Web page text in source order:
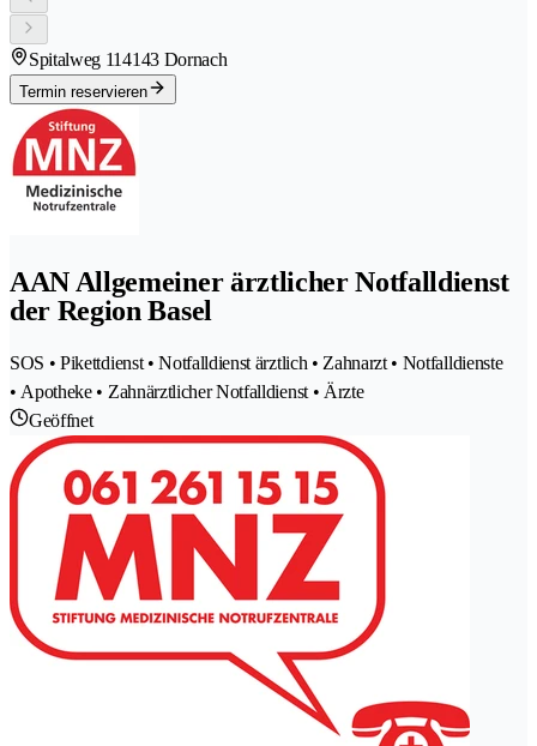
Spitalweg 114143 Dornach
Termin reservieren
AAN Allgemeiner ärztlicher Notfalldienst
der Region Basel
SOS • Pikettdienst • Notfalldienst ärztlich • Zahnarzt • Notfalldienste
• Apotheke • Zahnärztlicher Notfalldienst • Ärzte
Geöffnet